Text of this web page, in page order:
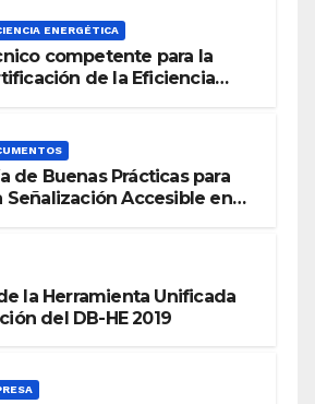
ENERGÉTICA
competente para la
de la Eficiencia
de Buenas Prácticas para
Señalización Accesible en
la Herramienta Unificada
del DB-HE 2019